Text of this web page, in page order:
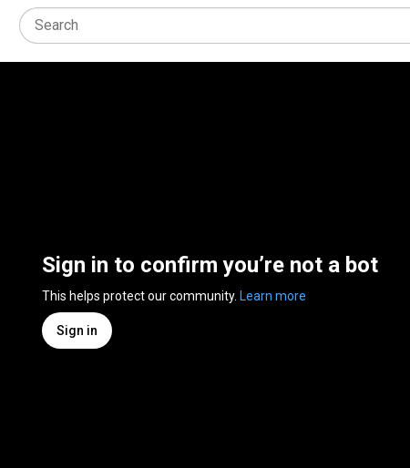
Sign in to confirm you’re not a bot
This helps protect our community. Learn more
Sign in